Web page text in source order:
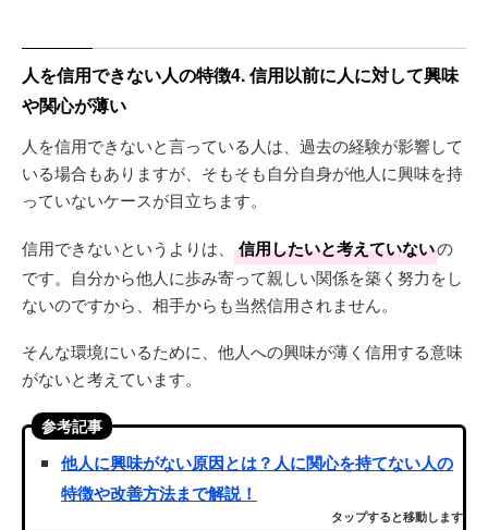
人を信用できない人の特徴4. 信用以前に人に対して興味
や関心が薄い
人を信用できないと言っている人は、過去の経験が影響して
いる場合もありますが、そもそも自分自身が他人に興味を持
っていないケースが目立ちます。
信用できないというよりは、 信用したいと考えていないの
です。自分から他人に歩み寄って親しい関係を築く努力をし
ないのですから、相手からも当然信用されません。
そんな環境にいるために、他人への興味が薄く信用する意味
がないと考えています。
参考記事
他人に興味がない原因とは？人に関心を持てない人の
特徴や改善方法まで解説！
タップすると移動します